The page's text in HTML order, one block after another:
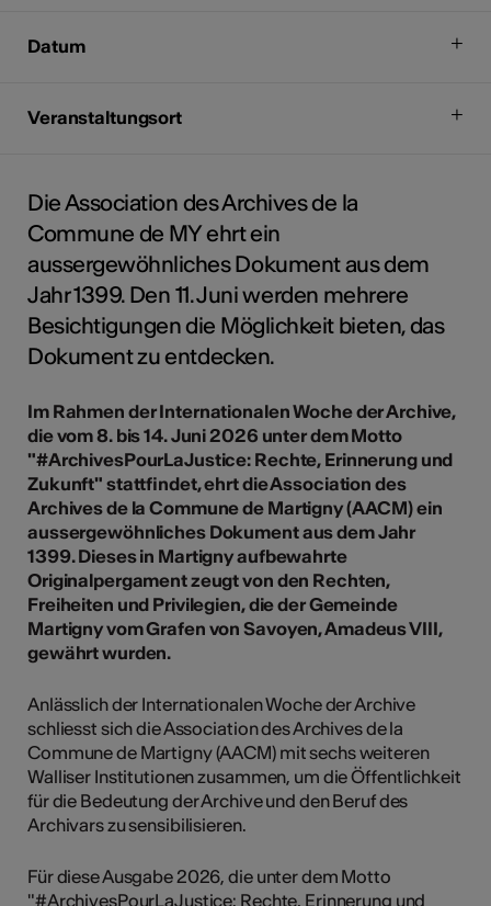
Datum
Veranstaltungsort
Die Association des Archives de la
Commune de MY ehrt ein
aussergewöhnliches Dokument aus dem
Jahr 1399. Den 11. Juni werden mehrere
Besichtigungen die Möglichkeit bieten, das
Dokument zu entdecken.
Im Rahmen der Internationalen Woche der Archive,
die vom 8. bis 14. Juni 2026 unter dem Motto
"#ArchivesPourLaJustice: Rechte, Erinnerung und
Zukunft" stattfindet, ehrt die Association des
Archives de la Commune de Martigny (AACM) ein
aussergewöhnliches Dokument aus dem Jahr
1399. Dieses in Martigny aufbewahrte
Originalpergament zeugt von den Rechten,
Freiheiten und Privilegien, die der Gemeinde
Martigny vom Grafen von Savoyen, Amadeus VIII,
gewährt wurden.
Anlässlich der Internationalen Woche der Archive
schliesst sich die Association des Archives de la
Commune de Martigny (AACM) mit sechs weiteren
Walliser Institutionen zusammen, um die Öffentlichkeit
für die Bedeutung der Archive und den Beruf des
Archivars zu sensibilisieren.
Für diese Ausgabe 2026, die unter dem Motto
"#ArchivesPourLaJustice: Rechte, Erinnerung und